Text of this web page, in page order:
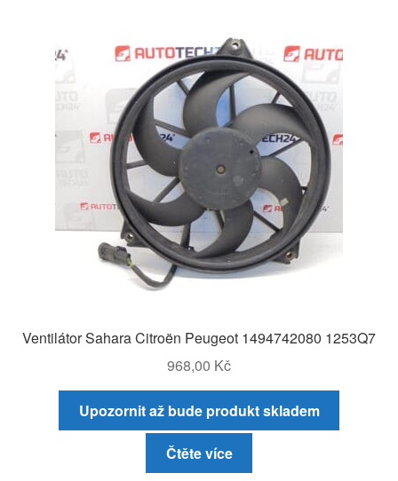
Ventilátor Sahara Citroën Peugeot 1494742080 1253Q7
968,00 Kč
Upozornit až bude produkt skladem
Čtěte více